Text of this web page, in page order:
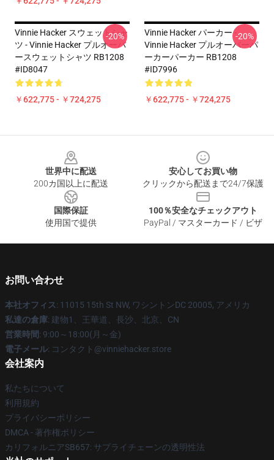
Vinnie Hacker スウェットシャ
ツ - Vinnie Hacker プルオーバ
ースウェットシャツ RB1208
#ID8047
￥622,775 - ￥724,275
-20%
Vinnie Hacker パーカー -
Vinnie Hacker プルオーバーパ
ーカーパーカー RB1208
#ID7996
￥622,775 - ￥724,275
-20%
世界中に配送
200カ国以上に配送
安心してお買い物
クリックから配送まで24/7保護
国際保証
使用国で提供
100％安全なチェックアウト
PayPal / マスターカード / ビザ
お問い合わせ
本社オフィス: 11015 15th St NW, ワシントンDC 20005, アメリカ
私達の倉庫: 建物1、王華道、長沙、北京、CN
営業時間: 9:00～18:00(月～金)
電子メール: コンタクト@vinniehacker.store
会社案内
私たちについて
利用規約
プライバシーポリシー
DMCA - 著作権ポリシー
カリフォルニアSB657: サプライチェーンの透明性法